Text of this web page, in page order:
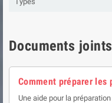
Documents joints
Comment préparer les
Une aide pour la